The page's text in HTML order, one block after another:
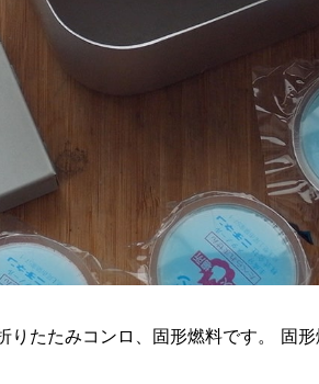
りたたみコンロ、固形燃料です。 固